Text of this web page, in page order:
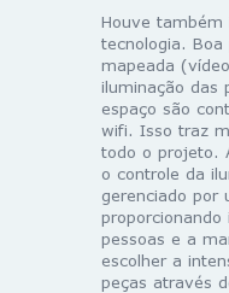
Houve
tecnologia.
mapeada
iluminação das
espaço são
wifi. Isso traz
todo o projeto.
o controle da
gerenciado por
pessoas e a
escolher a
peças através